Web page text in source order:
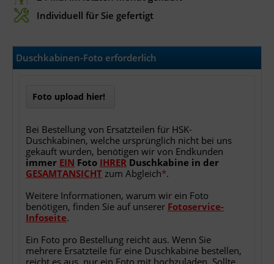
Individuell für Sie gefertigt
Duschkabinen-Foto erforderlich
Foto upload hier!
Bei Bestellung von Ersatzteilen für HSK-
Duschkabinen, welche ursprünglich nicht bei uns
gekauft wurden, benötigen wir von Endkunden
immer EIN Foto IHRER Duschkabine in der
GESAMTANSICHT zum Abgleich*.
Weitere Informationen, warum wir ein Foto
benötigen, finden Sie auf unserer Fotoservice-
Infoseite.
Ein Foto pro Bestellung reicht aus. Wenn Sie
mehrere Ersatzteile für eine Duschkabine bestellen,
reicht es aus, nur ein Foto mit hochzuladen. Sollte